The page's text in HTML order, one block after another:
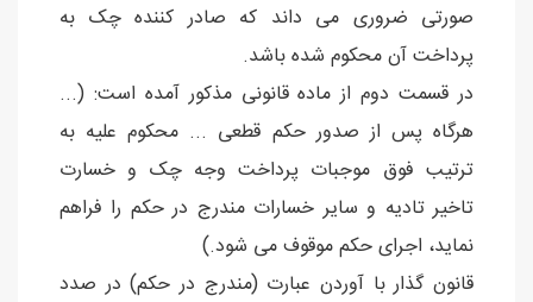
صورتی ضروری می داند که صادر کننده چک به
پرداخت آن محکوم شده باشد.
در قسمت دوم از ماده قانونی مذکور آمده است: (...
هرگاه پس از صدور حکم قطعی ... محکوم علیه به
ترتیب فوق موجبات پرداخت وجه چک و خسارت
تاخیر تادیه و سایر خسارات مندرج در حکم را فراهم
نماید، اجرای حکم موقوف می شود.)
قانون گذار با آوردن عبارت (مندرج در حکم) در صدد